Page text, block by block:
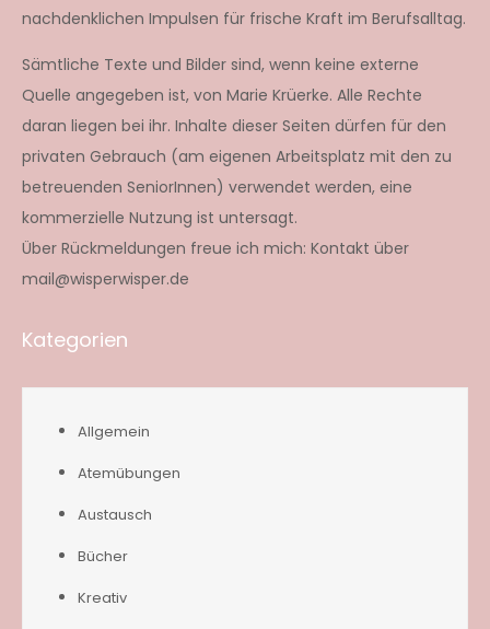
nachdenklichen Impulsen für frische Kraft im Berufsalltag.
Sämtliche Texte und Bilder sind, wenn keine externe
Quelle angegeben ist, von Marie Krüerke. Alle Rechte
daran liegen bei ihr. Inhalte dieser Seiten dürfen für den
privaten Gebrauch (am eigenen Arbeitsplatz mit den zu
betreuenden SeniorInnen) verwendet werden, eine
kommerzielle Nutzung ist untersagt.
Über Rückmeldungen freue ich mich: Kontakt über
mail@wisperwisper.de
Kategorien
Allgemein
Atemübungen
Austausch
Bücher
Kreativ